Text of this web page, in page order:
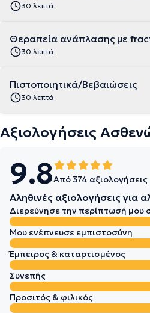
30 λεπτά
Θεραπεία ανάπλασης με
30 λεπτά
Πιστοποιητικά/Βεβαιώσεις
30 λεπτά
Αξιολογήσεις
9.8Από 374 αξιολογήσεις
Αληθινές αξιολογήσεις για
Διερεύνησε την περίπτωσή μου
Μου ενέπνευσε εμπιστοσύνη
Έμπειρος & καταρτισμένος
Συνεπής
Προσιτός & φιλικός